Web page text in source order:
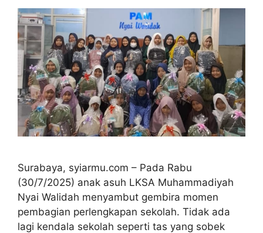
Surabaya, syiarmu.com – Pada Rabu
(30/7/2025) anak asuh LKSA Muhammadiyah
Nyai Walidah menyambut gembira momen
pembagian perlengkapan sekolah. Tidak ada
lagi kendala sekolah seperti tas yang sobek